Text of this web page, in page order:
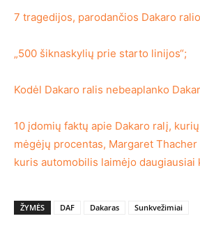
7 tragedijos, parodančios Dakaro
„500 šiknaskylių prie starto linijos“;
Kodėl Dakaro ralis nebeaplanko
10 įdomių faktų apie Dakaro ralį,
mėgėjų procentas, Margaret
kuris automobilis laimėjo daugiausiai
ŽYMĖS DAF Dakaras Sunkvežimiai